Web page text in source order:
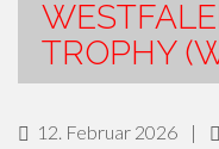
TROPHY
12. Februar 2026 |